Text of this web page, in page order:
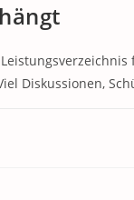
Diskussionen,